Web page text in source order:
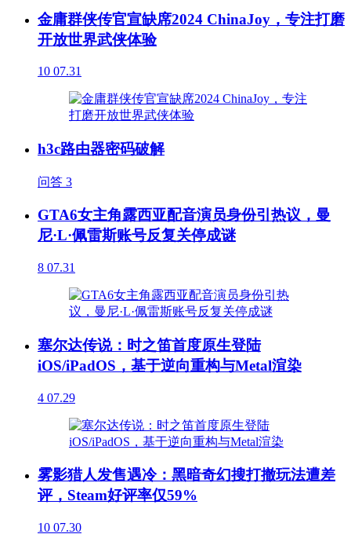
金庸群侠传官宣缺席2024 ChinaJoy，专注打磨
开放世界武侠体验
10 07.31
h3c路由器密码破解
问答 3
GTA6女主角露西亚配音演员身份引热议，曼
尼·L·佩雷斯账号反复关停成谜
8 07.31
塞尔达传说：时之笛首度原生登陆
iOS/iPadOS，基于逆向重构与Metal渲染
4 07.29
雾影猎人发售遇冷：黑暗奇幻搜打撤玩法遭差
评，Steam好评率仅59%
10 07.30